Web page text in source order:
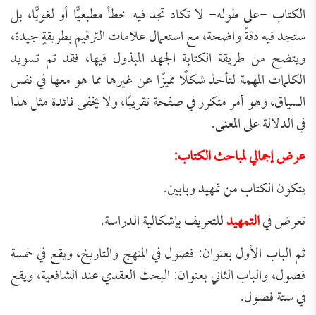
الكتاب -على طوله- لا تكاد تجد فيه خطأ مطبعيًّا أو لغويًّا، بل
ستجد فيه دقةً واضحة، مع استعمال علامات الترقيم بطريقةٍ جيدة،
ويتضح من طريقة الكتابة الجهد المبذول فيها، فقد تم تسويد
الكلمات المهمة لتأخذ شكلًا مميزًا عن غيرها مما هو معها في نفس
السياق، وهو أمر متكرر في صفحة تقريبًا، ولا يخفى فائدة مثل هذا
في الدلالة على المعنى.
عرض إجمالي لمباحث الكتاب:
يتكون الكتاب من تمهيد وبابين.
تعرض فيالتمهيدللتعريف بإشكالية الدراسة.
ثم الباب الأول بعنوان: فصول في المنهج والتاريخ، ويقع في خمسة
فصول، والباب الثاني بعنوان: البحث العقدي عند الشافعية، ويقع
في ستة فصول.